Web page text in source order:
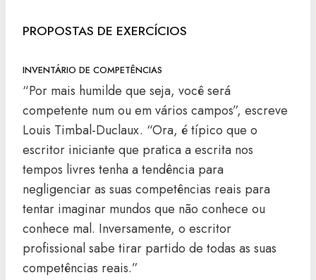
PROPOSTAS DE EXERCÍCIOS
INVENTÁRIO DE COMPETÊNCIAS
“Por mais humilde que seja, você será
competente num ou em vários campos”, escreve
Louis Timbal-Duclaux. “Ora, é típico que o
escritor iniciante que pratica a escrita nos
tempos livres tenha a tendência para
negligenciar as suas competências reais para
tentar imaginar mundos que não conhece ou
conhece mal. Inversamente, o escritor
profissional sabe tirar partido de todas as suas
competências reais.”